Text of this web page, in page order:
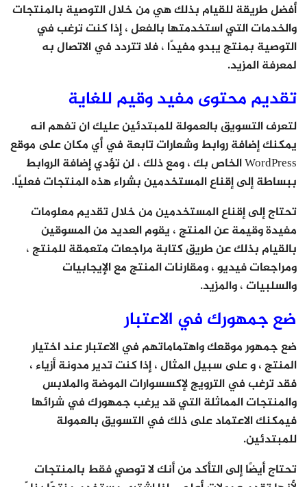
أفضل طريقة للقيام بذلك هي من خلال التوصية بالمنتجات
والخدمات التي استخدمتها بالفعل ، إذا كنت ترغب في
التوصية بمنتج يبدو مفيدًا ، فلا تتردد في الاتصال به
لمعرفة المزيد.
تقديم محتوى مفيد وقيم للغاية
لتعرف التسويق بالعمولة للمبتدئين عليك ان تفهم انه
يمكنك إضافة روابط وشعارات تابعة في أي مكان على موقع
WordPress الخاص بك ، ومع ذلك ، لن تؤدي إضافة الروابط
ببساطة إلى إقناع المستخدمين بشراء هذه المنتجات فعليًا.
تحتاج إلى إقناع المستخدمين من خلال تقديم معلومات
مفيدة وقيمة عن المنتج ، يقوم العديد من المسوقين
بالقيام بذلك عن طريق كتابة مراجعات متعمقة للمنتج ،
ومراجعات فيديو ، ومقارنات المنتج مع الإيجابيات
والسلبيات ، والمزيد.
ضع جمهورك في الاعتبار
ضع جمهور موقعك واهتماماتهم في الاعتبار عند اختيار
المنتج ، و على سبيل المثال ، إذا كنت تدير مدونة أزياء ،
فقد ترغب في الترويج لإكسسوارات الموضة والملابس
والمنتجات المماثلة التي قد يرغب جمهورك في شرائها
فيمكنك الاعتماد على ذلك في التسويق بالعمولة
للمبتدئين.
تحتاج أيضًا إلى التأكد من أنك لا توصي فقط بالمنتجات